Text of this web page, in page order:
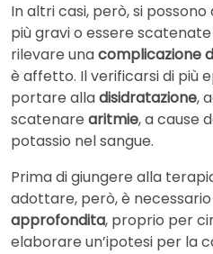
In altri casi, però, si
più gravi o essere
rilevare unacomplicazione
è affetto. Il verificarsi di più
portare alladisidratazione,
scatenare aritmie, a cause
potassio nel sangue.
Prima di giungere alla
adottare, però, è
approfondita, proprio per
elaborare un’ipotesi per la